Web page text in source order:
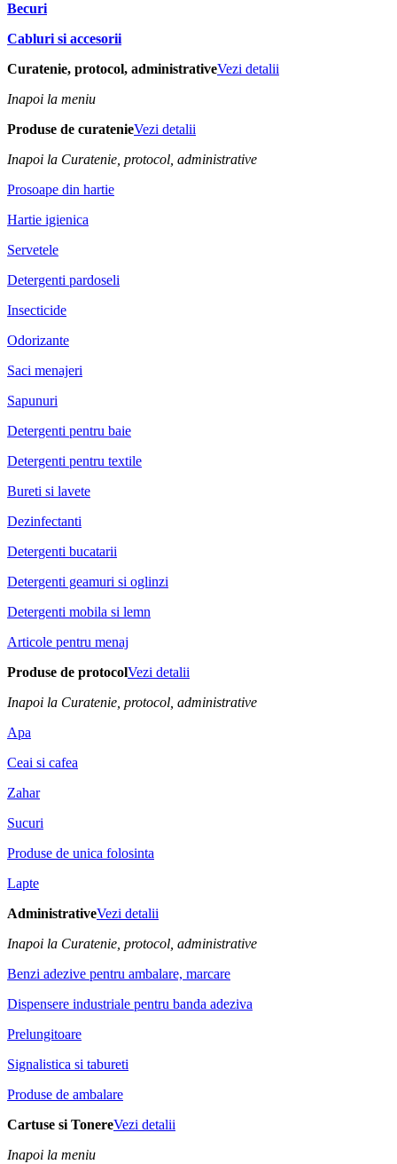
Becuri
Cabluri si accesorii
Curatenie, protocol, administrativeVezi detalii
Inapoi la meniu
Produse de curatenieVezi detalii
Inapoi la Curatenie, protocol, administrative
Prosoape din hartie
Hartie igienica
Servetele
Detergenti pardoseli
Insecticide
Odorizante
Saci menajeri
Sapunuri
Detergenti pentru baie
Detergenti pentru textile
Bureti si lavete
Dezinfectanti
Detergenti bucatarii
Detergenti geamuri si oglinzi
Detergenti mobila si lemn
Articole pentru menaj
Produse de protocolVezi detalii
Inapoi la Curatenie, protocol, administrative
Apa
Ceai si cafea
Zahar
Sucuri
Produse de unica folosinta
Lapte
AdministrativeVezi detalii
Inapoi la Curatenie, protocol, administrative
Benzi adezive pentru ambalare, marcare
Dispensere industriale pentru banda adeziva
Prelungitoare
Signalistica si tabureti
Produse de ambalare
Cartuse si TonereVezi detalii
Inapoi la meniu